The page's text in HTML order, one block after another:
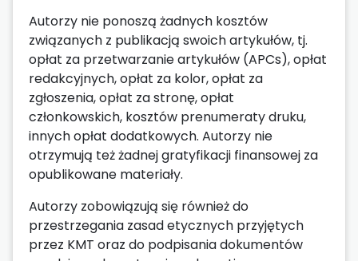
Autorzy nie ponoszą żadnych kosztów
związanych z publikacją swoich artykułów, tj.
opłat za przetwarzanie artykułów (APCs), opłat
redakcyjnych, opłat za kolor, opłat za
zgłoszenia, opłat za stronę, opłat
członkowskich, kosztów prenumeraty druku,
innych opłat dodatkowych. Autorzy nie
otrzymują też żadnej gratyfikacji finansowej za
opublikowane materiały.
Autorzy zobowiązują się również do
przestrzegania zasad etycznych przyjętych
przez KMT oraz do podpisania dokumentów